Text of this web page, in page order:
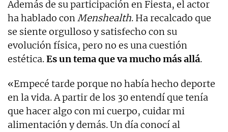
Además de su participación en Fiesta, el actor
ha hablado conMenshealth. Ha recalcado que
se siente orgulloso y satisfecho con su
evolución física, pero no es una cuestión
estética.Es un tema que va mucho más allá.
«Empecé tarde porque no había hecho deporte
en la vida. A partir de los 30 entendí que tenía
que hacer algo con mi cuerpo, cuidar mi
alimentación y demás. Un día conocí al